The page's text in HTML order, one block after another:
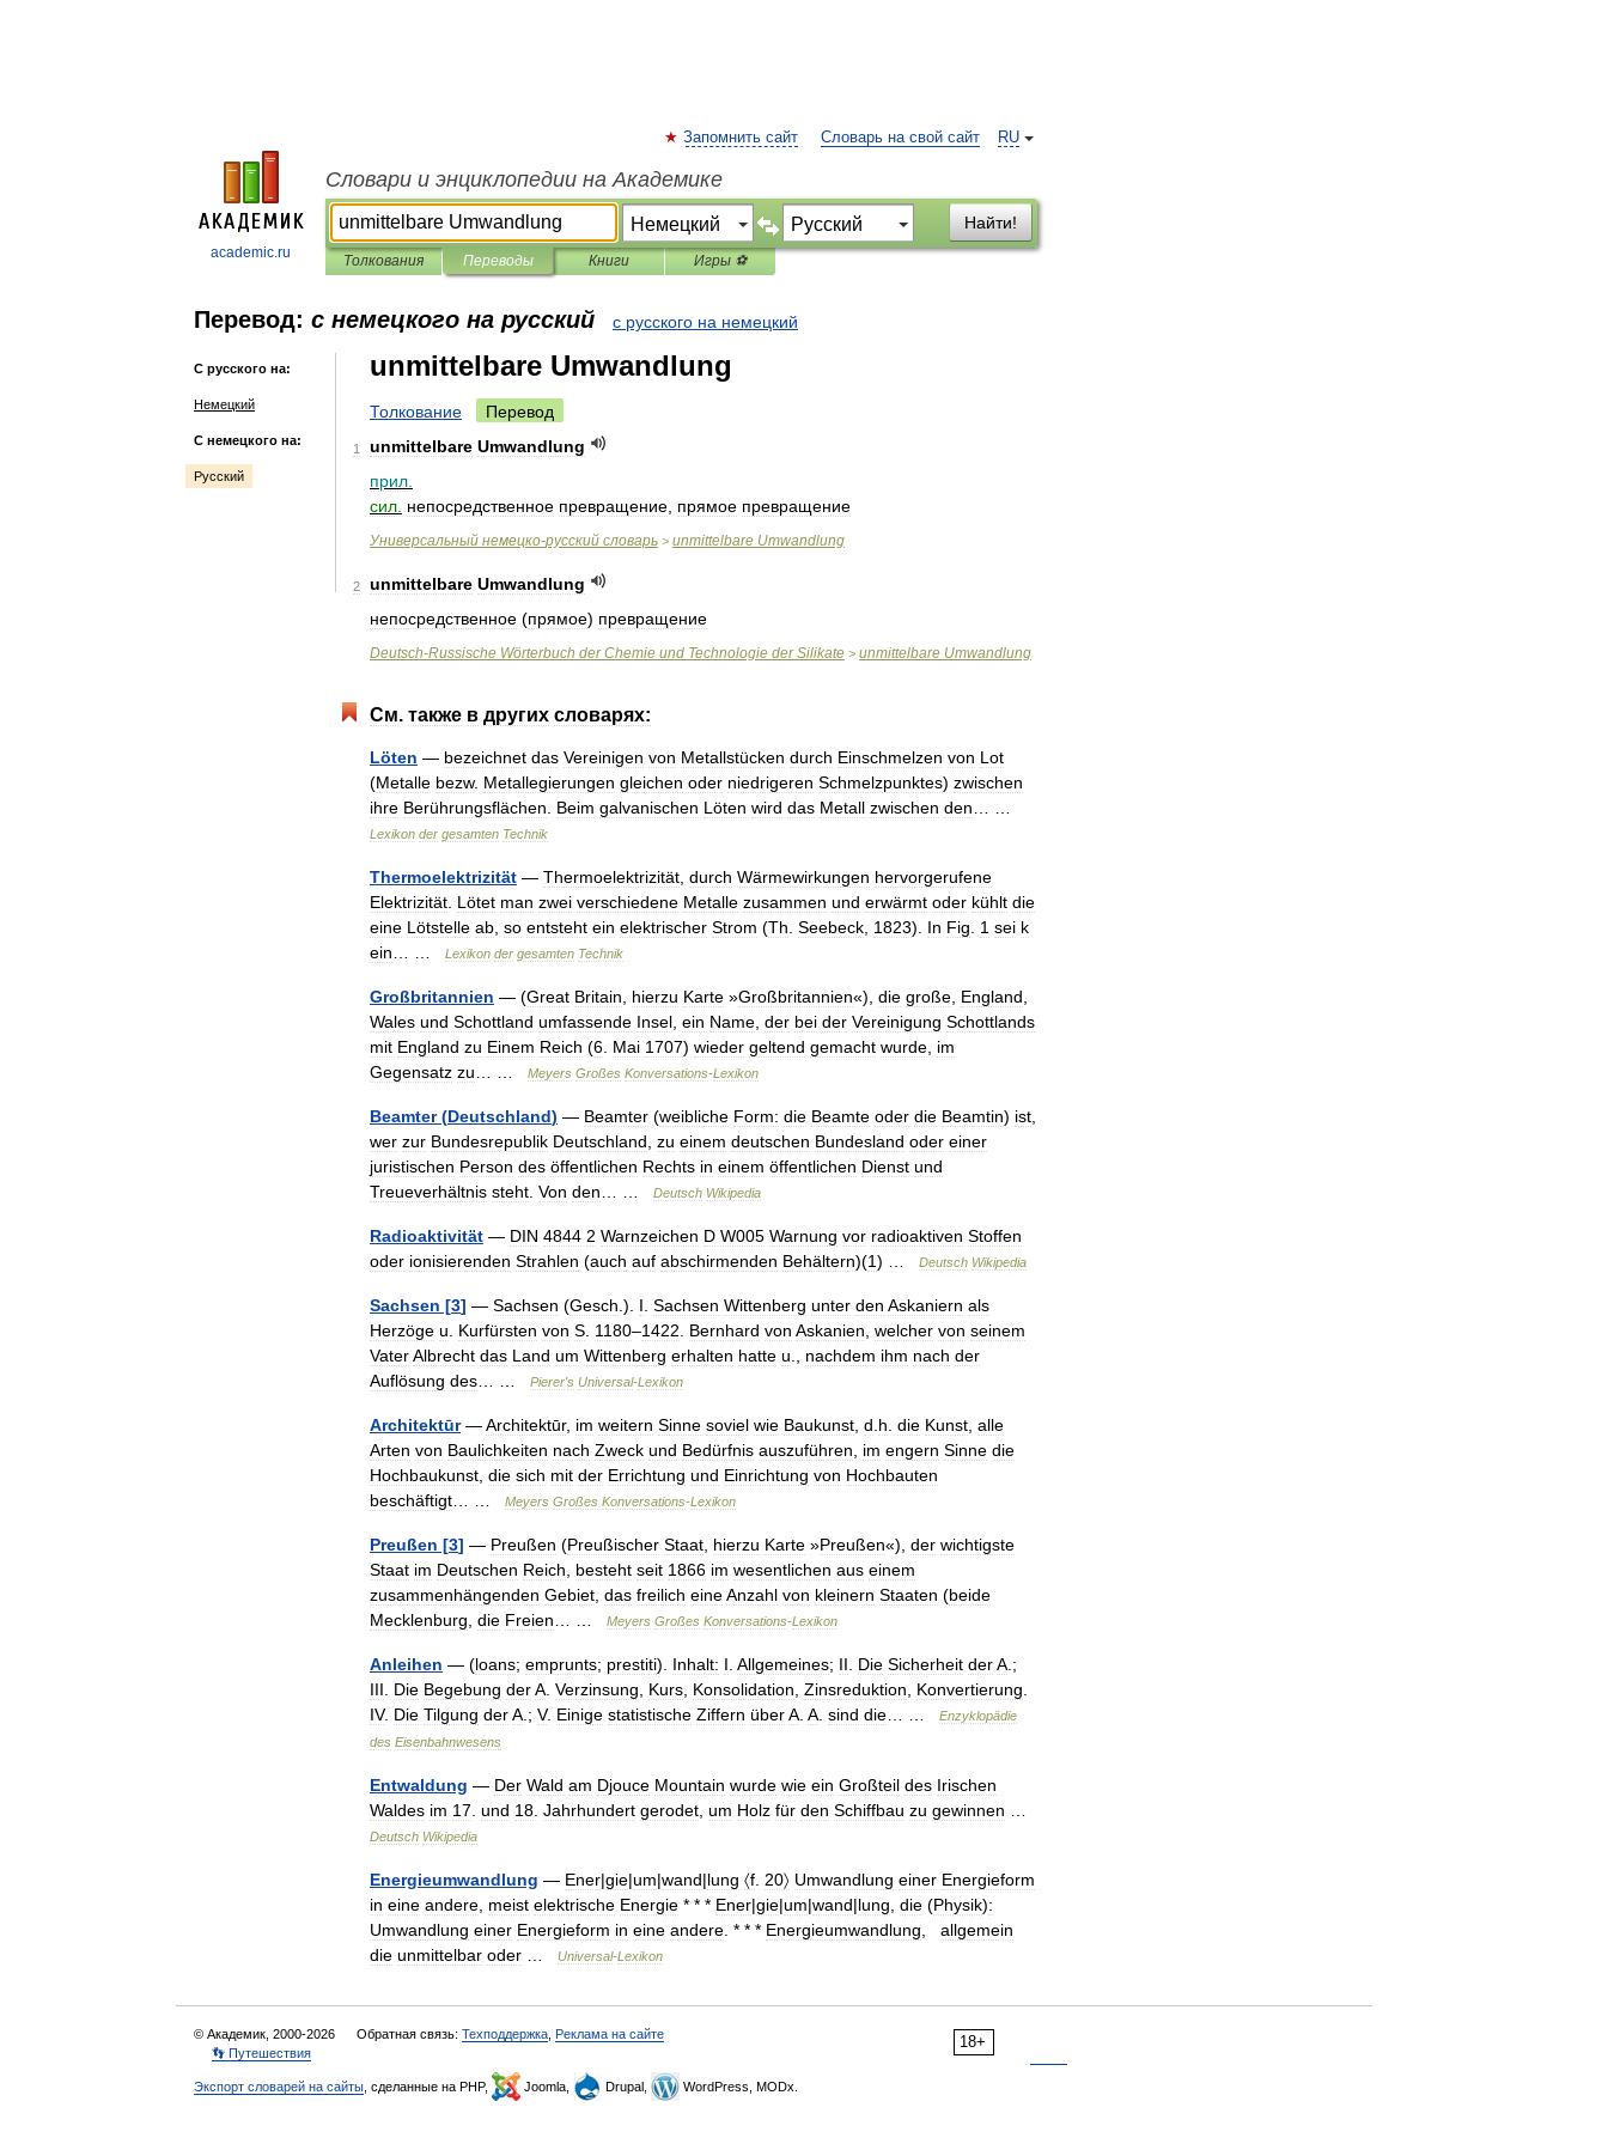
academic.ru
RU
Запомнить сайт Словарь на свой сайт
Словари и энциклопедии на Академике
Найти!
Толкования Переводы Книги Игры ⚽
Перевод: с немецкого на русский с русского на немецкий
С русского на:
Немецкий
С немецкого на:
Русский
unmittelbare Umwandlung
Толкование Перевод
1 unmittelbare Umwandlung
прил
сил непосредственное превращение прямое превращение
Универсальный немецко-русский словарь > unmittelbare Umwandlung
2 unmittelbare Umwandlung
непосредственное (прямое) превращение
Deutsch-Russische Wörterbuch der Chemie und Technologie der Silikate > unmittelbare Umwandlung
См. также в других словарях:
Löten — bezeichnet das Vereinigen von Metallstücken durch Einschmelzen von Lot
(Metalle bezw. Metallegierungen gleichen oder niedrigeren Schmelzpunktes) zwischen
ihre Berührungsflächen Beim galvanischen Löten wird das Metall zwischen den
Lexikon der gesamten Technik
Thermoelektrizität — Thermoelektrizität durch Wärmewirkungen hervorgerufene
Elektrizität Lötet man zwei verschiedene Metalle zusammen und erwärmt oder kühlt die
eine Lötstelle ab so entsteht ein elektrischer Strom (Th Seebeck 1823). In Fig 1 sei k
ein
Lexikon der gesamten Technik
Großbritannien — (Great Britain hierzu Karte »Großbritannien«), die große England
Wales und Schottland umfassende Insel ein Name der bei der Vereinigung Schottlands
mit England zu Einem Reich (6 Mai 1707) wieder geltend gemacht wurde im
Gegensatz zu Meyers Großes Konversations-Lexikon
Beamter(Deutschland) — Beamter (weibliche Form: die Beamte oder die Beamtin) ist
wer zur Bundesrepublik Deutschland zu einem deutschen Bundesland oder einer
juristischen Person des öffentlichen Rechts in einem öffentlichen Dienst und
Treueverhältnis steht Von den Deutsch Wikipedia
Radioaktivität — DIN 4844 2 Warnzeichen D W005 Warnung vor radioaktiven Stoffen
oder ionisierenden Strahlen (auch auf abschirmenden Behältern)(1) … Deutsch Wikipedia
Sachsen [3] — Sachsen (Gesch .). I Sachsen Wittenberg unter den Askaniern als
Herzöge u Kurfürsten von S 1180–1422 Bernhard von Askanien welcher von seinem
VaterAlbrecht das Land um Wittenberg erhalten hatte u nachdem ihm nach der
Auflösung des Pierer's Universal-Lexikon
Architektūr—Architektūr, im weitern Sinne soviel wie Baukunst d h die Kunst alle
Arten von Baulichkeiten nach Zweck und Bedürfnis auszuführen im engern Sinne die
Hochbaukunst die sich mit der Errichtung und Einrichtung von Hochbauten
beschäftigt
Meyers Großes Konversations-Lexikon
Preußen [3] — Preußen (Preußischer Staat hierzu Karte »Preußen«), der wichtigste
Staat im Deutschen Reich besteht seit 1866 im wesentlichen aus einem
zusammenhängenden Gebiet das freilich eineAnzahl von kleinern Staaten (beide
Mecklenburg die Freien Meyers Großes Konversations-Lexikon
Anleihen — (loans; emprunts; prestiti). Inhalt: I Allgemeines; II Die Sicherheit derA .;
III
Die Begebung derA Verzinsung Kurs Konsolidation Zinsreduktion Konvertierung
IV. Die Tilgung derA .; V. Einige statistische Ziffern überA A sind die
Enzyklopädie
des Eisenbahnwesens
Entwaldung — Der Wald am Djouce Mountain wurde wie ein Großteil des Irischen
Waldes im 17 und 18 Jahrhundert gerodet um Holz für den Schiffbau zu gewinnen
Deutsch Wikipedia
Energieumwandlung — Ener|gie|um|wand|lung 〈f 20〉 Umwandlung einer Energieform
in eine andere meist elektrische Energie * * * Ener|gie|um|wand|lung die (Physik):
Umwandlung einer Energieform in eine andere . * * * Energieumwandlung
allgemein
die unmittelbar oder Universal-Lexikon
18+
© Академик, 2000-2026 Обратная связь: Техподдержка Реклама на сайте
👣 Путешествия
Экспорт словарей на сайты , сделанные на PHP, Joomla, Drupal, WordPress, MODx.